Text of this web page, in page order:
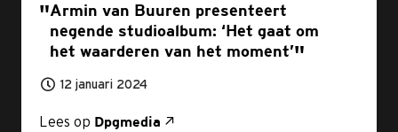
Armin van Buuren presenteert
negende studioalbum: ‘Het gaat om
het waarderen van het moment’
12 januari 2024
Lees op Dpgmedia